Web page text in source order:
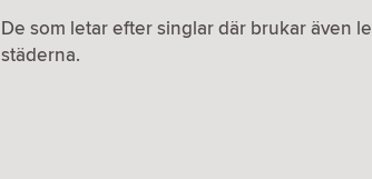
De som letar efter singlar där brukar även
städerna.